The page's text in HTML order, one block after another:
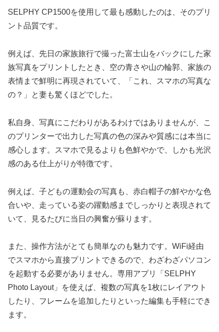
SELPHY CP1500を使用して最も感動したのは、そのプリ
ント品質です。
例えば、先日の家族旅行で撮った富士山をバックにした家
族写真をプリントしたとき、空の青さや山の輪郭、家族の
表情まで鮮明に再現されていて、「これ、スマホの写真な
の？」と妻も驚くほどでした。
私自身、写真にこだわりがあるわけではありませんが、こ
のプリンターで出力した写真の色の深みや質感には本当に
感心します。スマホで見るよりも色鮮やかで、しかも光沢
感のある仕上がりが特徴です。
例えば、子どもの運動会の写真も、赤白帽子の鮮やかな色
合いや、走っている姿の躍動感までしっかりと表現されて
いて、見るたびに当日の興奮が蘇ります。
また、操作方法がとても簡単なのも魅力です。WiFi経由
でスマホから直接プリントできるので、わざわざパソコン
を起動する必要がありません。専用アプリ「SELPHY
Photo Layout」を使えば、複数の写真を1枚にレイアウト
したり、フレームを追加したりといった編集も手軽にでき
ます。